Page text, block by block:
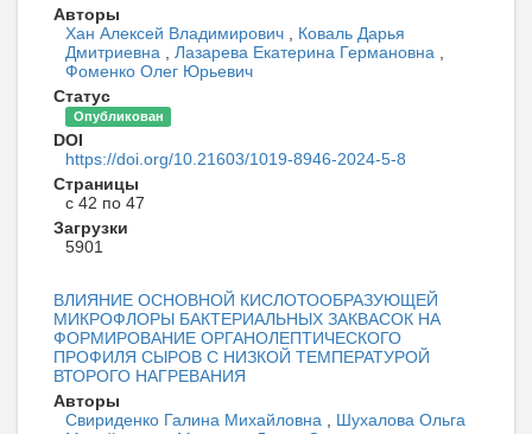
Авторы
Хан Алексей Владимирович
Коваль Дарья
Дмитриевна
Лазарева Екатерина Германовна
Фоменко Олег Юрьевич
Статус
Опубликован
DOI
https://doi.org/10.21603/1019-8946-2024-5-8
Страницы
с 42 по 47
Загрузки
5901
ВЛИЯНИЕ ОСНОВНОЙ КИСЛОТООБРАЗУЮЩЕЙ
МИКРОФЛОРЫ БАКТЕРИАЛЬНЫХ ЗАКВАСОК НА
ФОРМИРОВАНИЕ ОРГАНОЛЕПТИЧЕСКОГО
ПРОФИЛЯ СЫРОВ С НИЗКОЙ ТЕМПЕРАТУРОЙ
ВТОРОГО НАГРЕВАНИЯ
Авторы
Свириденко Галина Михайловна
Шухалова Ольга